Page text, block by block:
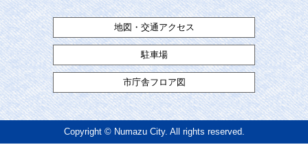
地図・交通アクセス
駐車場
市庁舎フロア図
Copyright © Numazu City. All rights reserved.